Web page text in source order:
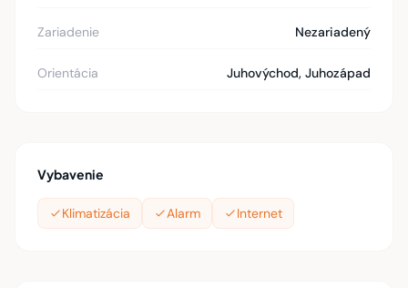
Zariadenie Nezariadený
Orientácia Juhovýchod, Juhozápad
Vybavenie
Klimatizácia Alarm Internet